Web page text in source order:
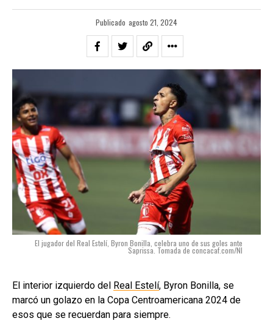
Publicado agosto 21, 2024
El jugador del Real Estelí, Byron Bonilla, celebra uno de sus goles ante
Saprissa. Tomada de concacaf.com/NI
El interior izquierdo del Real Estelí, Byron Bonilla, se
marcó un golazo en la Copa Centroamericana 2024 de
esos que se recuerdan para siempre.